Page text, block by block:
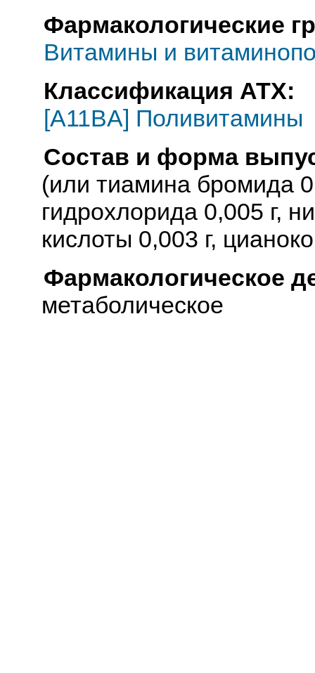
Фармакологические
Витамины и
Классификация АТХ:
[A11BA] Поливитамины
Состав и форма
(или тиамина бромида
гидрохлорида 0,005 г,
кислоты 0,003 г,
Фармакологическое
метаболическое